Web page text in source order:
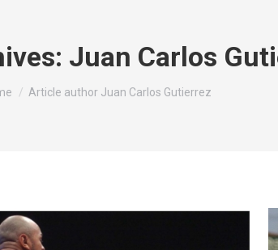
Juan Carlos
are here:Article author Juan Carlos Gutierrez